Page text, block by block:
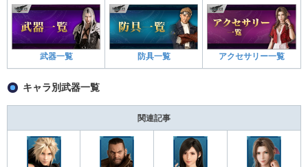
武器一覧 防具一覧 アクセサリー一覧
キャラ別武器一覧
関連記事